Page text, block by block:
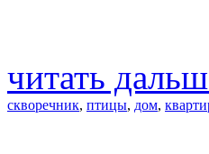
читать
скворечник, птицы, дом,